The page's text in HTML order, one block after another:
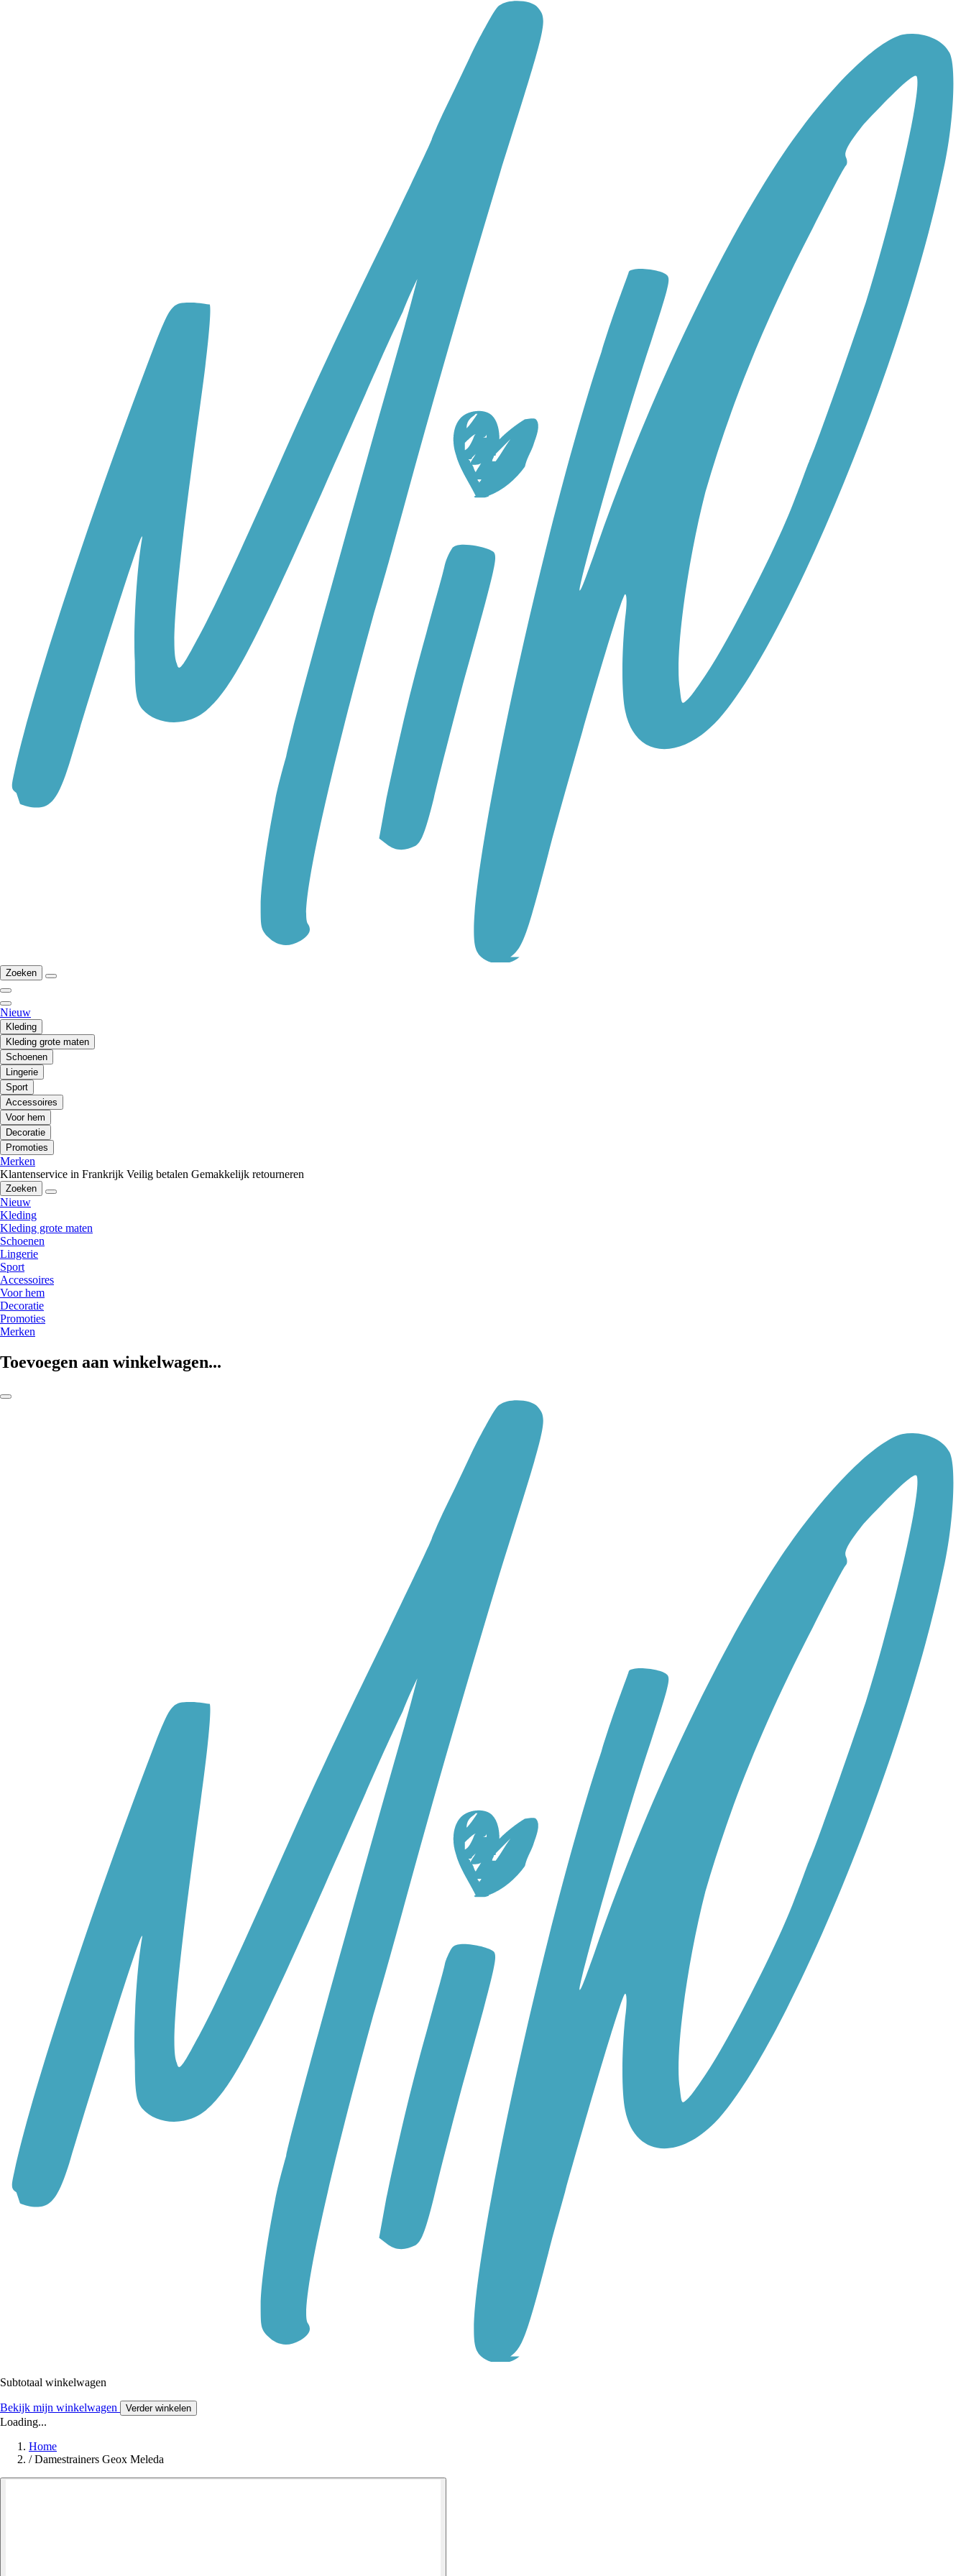
Zoeken
Nieuw
Kleding
Kleding grote maten
Schoenen
Lingerie
Sport
Accessoires
Voor hem
Decoratie
Promoties
Merken
Klantenservice in Frankrijk Veilig betalen Gemakkelijk retourneren
Zoeken
Nieuw
Kleding
Kleding grote maten
Schoenen
Lingerie
Sport
Accessoires
Voor hem
Decoratie
Promoties
Merken
Toevoegen aan winkelwagen...
Subtotaal winkelwagen
Bekijk mijn winkelwagen Verder winkelen
Loading...
Home
/ Damestrainers Geox Meleda